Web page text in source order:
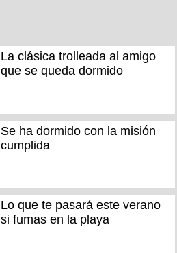
La clásica trolleada al amigo
que se queda dormido
Se ha dormido con la misión
cumplida
Lo que te pasará este verano
si fumas en la playa